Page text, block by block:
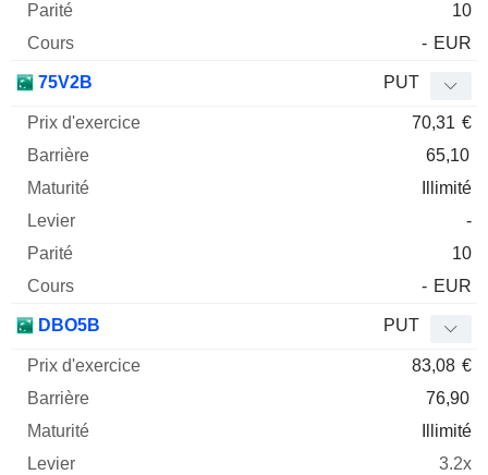
10
- EUR
75V2B PUT
70,31 €
65,10
Illimité
-
10
- EUR
DBO5B PUT
83,08 €
76,90
Illimité
3.2x